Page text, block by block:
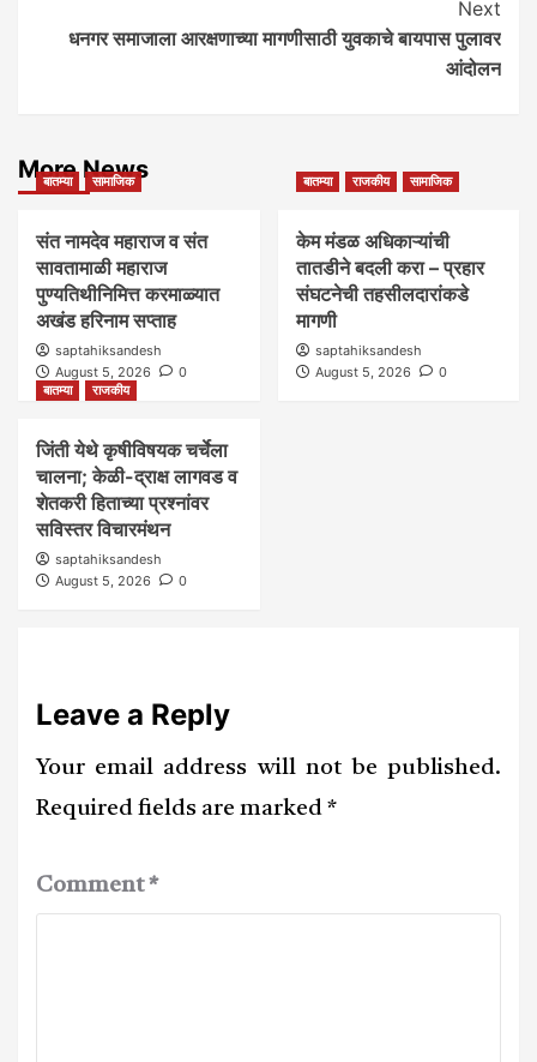
Next
धनगर समाजाला आरक्षणाच्या मागणीसाठी युवकाचे बायपास पुलावर
आंदोलन
More News
बातम्या सामाजिक
संत नामदेव महाराज व संत
सावतामाळी महाराज
पुण्यतिथीनिमित्त करमाळ्यात
अखंड हरिनाम सप्ताह
saptahiksandesh
August 5, 2026
0
बातम्या राजकीय सामाजिक
केम मंडळ अधिकाऱ्यांची
तातडीने बदली करा – प्रहार
संघटनेची तहसीलदारांकडे
मागणी
saptahiksandesh
August 5, 2026
0
बातम्या
राजकीय
जिंती येथे कृषीविषयक चर्चेला
चालना; केळी-द्राक्ष लागवड व
शेतकरी हिताच्या प्रश्नांवर
सविस्तर विचारमंथन
saptahiksandesh
August 5, 2026
0
Leave a Reply
Your email address will not be published.
Required fields are marked *
Comment*